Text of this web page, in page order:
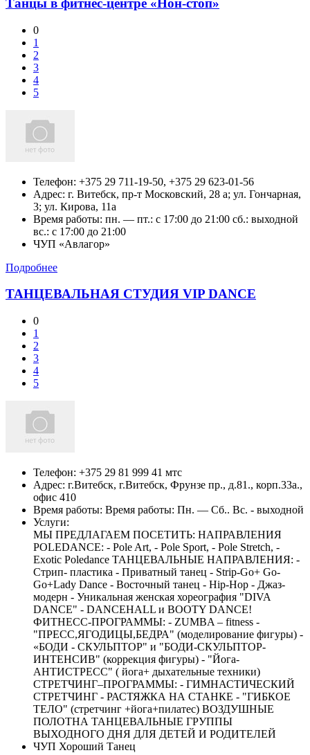
Танцы в фитнес-центре «Нон-стоп»
0
1
2
3
4
5
Телефон: +375 29 711-19-50, +375 29 623-01-56
Адрес: г. Витебск, пр-т Московский, 28 а; ул. Гончарная,
3; ул. Кирова, 11а
Время работы: пн. — пт.: c 17:00 до 21:00 сб.: выходной
вс.: c 17:00 до 21:00
ЧУП «Авлагор»
Подробнее
ТАНЦЕВАЛЬНАЯ СТУДИЯ VIP DАNCE
0
1
2
3
4
5
Телефон: +375 29 81 999 41 мтс
Адрес: г.Витебск, г.Витебск, Фрунзе пр., д.81., корп.33а.,
офис 410
Время работы: Время работы: Пн. — Сб.. Вс. - выходной
Услуги:
МЫ ПРЕДЛАГАЕМ ПОСЕТИТЬ: НАПРАВЛЕНИЯ
POLEDANCE: - Pole Art, - Pole Sport, - Pole Stretch, -
Exotic Poledance ТАНЦЕВАЛЬНЫЕ НАПРАВЛЕНИЯ: -
Cтрип- пластика - Приватный танец - Strip-Go+ Go-
Go+Lady Dance - Восточный танец - Hip-Hop - Джаз-
модерн - Уникальная женская хореография "DIVA
DANCE" - DANCEHALL и BOOTY DANCE!
ФИТНЕСС-ПРОГРАММЫ: - ZUMBA – fitness -
"ПРЕСС,ЯГОДИЦЫ,БЕДРА" (моделирование фигуры) -
«БОДИ - СКУЛЬПТОР" и "БОДИ-СКУЛЬПТОР-
ИНТЕНСИВ" (коррекция фигуры) - "Йога-
АНТИСТРЕСС" ( йога+ дыхательные техники)
СТРЕТЧИНГ–ПРОГРАММЫ: - ГИМНАСТИЧЕСКИЙ
СТРЕТЧИНГ - РАСТЯЖКА НА СТАНКЕ - "ГИБКОЕ
ТЕЛО" (стретчинг +йога+пилатес) ВОЗДУШНЫЕ
ПОЛОТНА ТАНЦЕВАЛЬНЫЕ ГРУППЫ
ВЫХОДНОГО ДНЯ ДЛЯ ДЕТЕЙ И РОДИТЕЛЕЙ
ЧУП Хороший Танец